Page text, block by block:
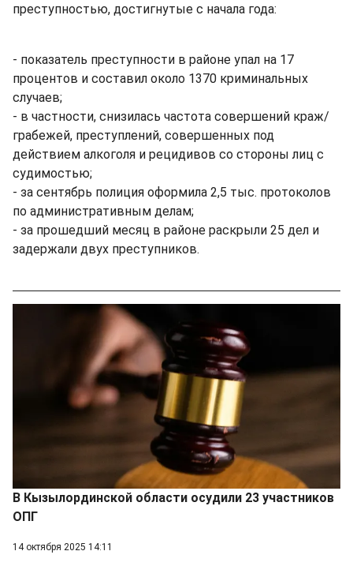
преступностью, достигнутые с начала года:
- показатель преступности в районе упал на 17
процентов и составил около 1370 криминальных
случаев;
- в частности, снизилась частота совершений краж/
грабежей, преступлений, совершенных под
действием алкоголя и рецидивов со стороны лиц с
судимостью;
- за сентябрь полиция оформила 2,5 тыс. протоколов
по административным делам;
- за прошедший месяц в районе раскрыли 25 дел и
задержали двух преступников.
В Кызылординской области осудили 23 участников
ОПГ
14 октября 2025 14:11